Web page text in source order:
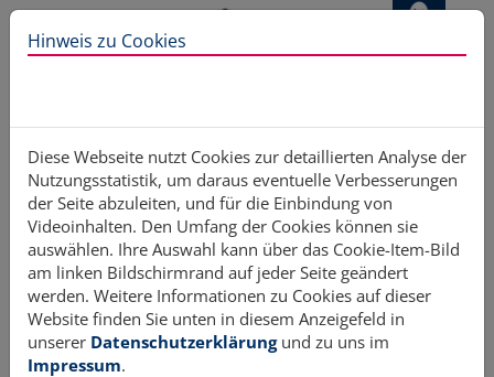
Direkt zur Hauptnavigation springen
Direkt zum Inhalt springen
HomeUnterstützung Rechtliches
Hinweis zu Cookies
Diese Webseite nutzt Cookies zur detaillierten Analyse der
Nutzungsstatistik, um daraus eventuelle Verbesserungen
der Seite abzuleiten, und für die Einbindung von
Videoinhalten. Den Umfang der Cookies können sie
auswählen. Ihre Auswahl kann über das Cookie-Item-Bild
am linken Bildschirmrand auf jeder Seite geändert
werden. Weitere Informationen zu Cookies auf dieser
Website finden Sie unten in diesem Anzeigefeld in
unserer Datenschutzerklärungund zu uns im
Impressum.